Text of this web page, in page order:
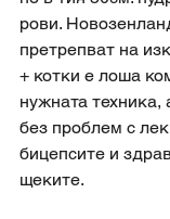
рови.
претрепват на
+ котки е лоша
нужната
без проблем с
бицепсите и
щеките.